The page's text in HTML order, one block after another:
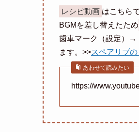
レシピ動画 はこちら
BGMを差し替えたため
歯車マーク（設定）→
ます。>>スペアリブ
あわせて読みたい
https://